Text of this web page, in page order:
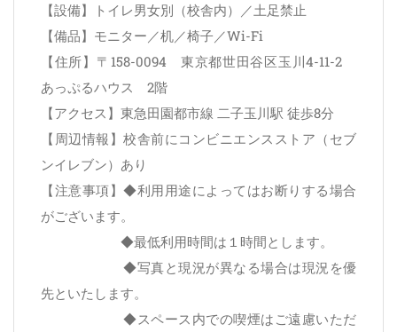
【設備】トイレ男女別（校舎内）／土足禁止
【備品】モニター／机／椅子／Wi-Fi
【住所】〒158-0094 東京都世田谷区玉川4-11-2
あっぷるハウス 2階
【アクセス】東急田園都市線 二子玉川駅 徒歩8分
【周辺情報】校舎前にコンビニエンスストア（セブ
ンイレブン）あり
【注意事項】◆利用用途によってはお断りする場合
がございます。
◆最低利用時間は１時間とします。
◆写真と現況が異なる場合は現況を優
先といたします。
◆スペース内での喫煙はご遠慮いただ